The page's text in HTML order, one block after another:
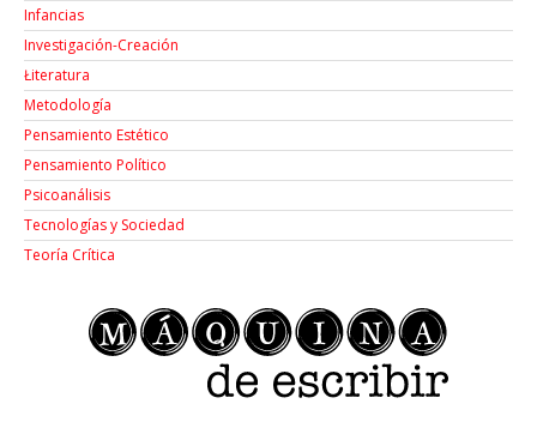
Infancias
Investigación-Creación
Łiteratura
Metodología
Pensamiento Estético
Pensamiento Político
Psicoanálisis
Tecnologías y Sociedad
Teoría Crítica